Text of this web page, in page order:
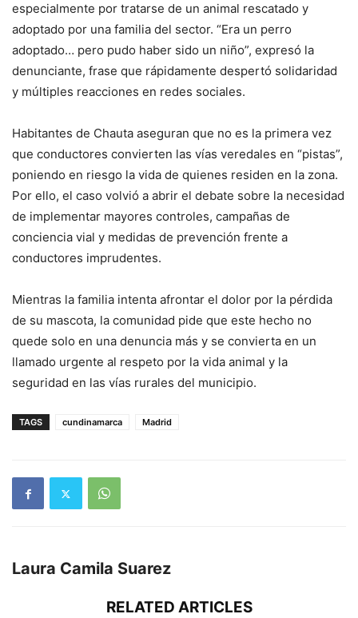
especialmente por tratarse de un animal rescatado y
adoptado por una familia del sector. “Era un perro
adoptado… pero pudo haber sido un niño”, expresó la
denunciante, frase que rápidamente despertó solidaridad
y múltiples reacciones en redes sociales.
Habitantes de Chauta aseguran que no es la primera vez
que conductores convierten las vías veredales en “pistas”,
poniendo en riesgo la vida de quienes residen en la zona.
Por ello, el caso volvió a abrir el debate sobre la necesidad
de implementar mayores controles, campañas de
conciencia vial y medidas de prevención frente a
conductores imprudentes.
Mientras la familia intenta afrontar el dolor por la pérdida
de su mascota, la comunidad pide que este hecho no
quede solo en una denuncia más y se convierta en un
llamado urgente al respeto por la vida animal y la
seguridad en las vías rurales del municipio.
TAGS cundinamarca Madrid
Laura Camila Suarez
RELATED ARTICLES